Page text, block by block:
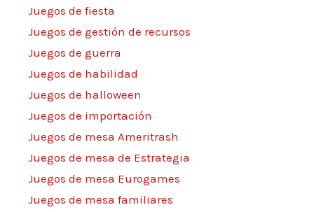
Juegos de fiesta
Juegos de gestión de recursos
Juegos de guerra
Juegos de habilidad
Juegos de halloween
Juegos de importación
Juegos de mesa Ameritrash
Juegos de mesa de Estrategia
Juegos de mesa Eurogames
Juegos de mesa familiares